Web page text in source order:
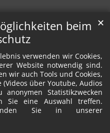
beim
verwenden wir Cookies,
Website notwendig sind.
wir auch Tools und Cookies,
über Youtube, Audios
Statistikzwecken
Sie eine Auswahl treffen.
Sie in unserer
✕